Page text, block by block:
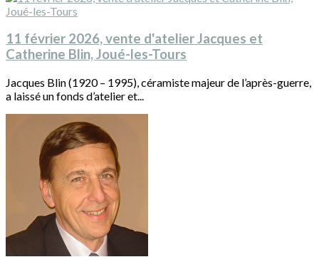
11 février 2026, vente d'atelier Jacques et
Catherine Blin, Joué-les-Tours
Jacques Blin (1920 – 1995), céramiste majeur de l’après-guerre,
a laissé un fonds d’atelier et...